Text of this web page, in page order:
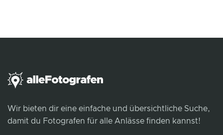
Wir bieten dir eine einfache und übersichtliche Suche,
damit du Fotografen für alle Anlässe finden kannst!